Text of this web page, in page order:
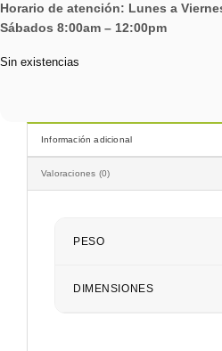
Horario de atención: Lunes a
Sábados 8:00am – 12:00pm
Sin existencias
Información adicional
Valoraciones (0)
PESO
DIMENSIONES